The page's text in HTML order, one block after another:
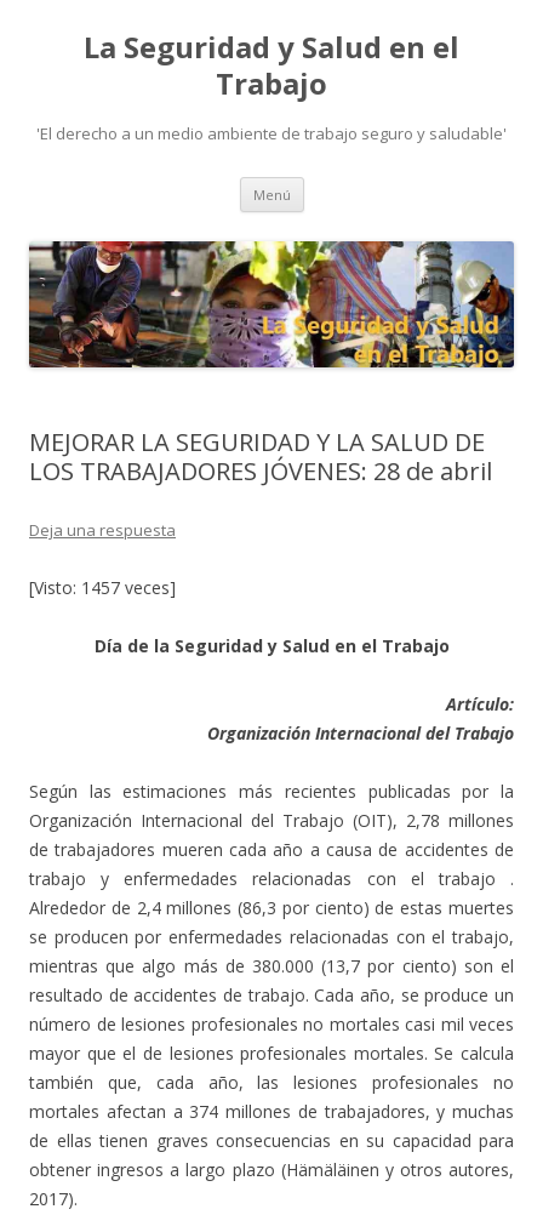
La Seguridad y Salud en el
Trabajo
'El derecho a un medio ambiente de trabajo seguro y saludable'
Menú Ir
contenido
MEJORAR LA SEGURIDAD Y LA SALUD DE
LOS TRABAJADORES JÓVENES: 28 de abril
Deja una respuesta
[Visto: 1457 veces]
Día de la Seguridad y Salud en el Trabajo
Artículo:
Organización Internacional del Trabajo
Según las estimaciones más recientes publicadas por la
Organización Internacional del Trabajo (OIT), 2,78 millones
de trabajadores mueren cada año a causa de accidentes de
trabajo y enfermedades relacionadas con el trabajo .
Alrededor de 2,4 millones (86,3 por ciento) de estas muertes
se producen por enfermedades relacionadas con el trabajo,
mientras que algo más de 380.000 (13,7 por ciento) son el
resultado de accidentes de trabajo. Cada año, se produce un
número de lesiones profesionales no mortales casi mil veces
mayor que el de lesiones profesionales mortales. Se calcula
también que, cada año, las lesiones profesionales no
mortales afectan a 374 millones de trabajadores, y muchas
de ellas tienen graves consecuencias en su capacidad para
obtener ingresos a largo plazo (Hämäläinen y otros autores,
2017).